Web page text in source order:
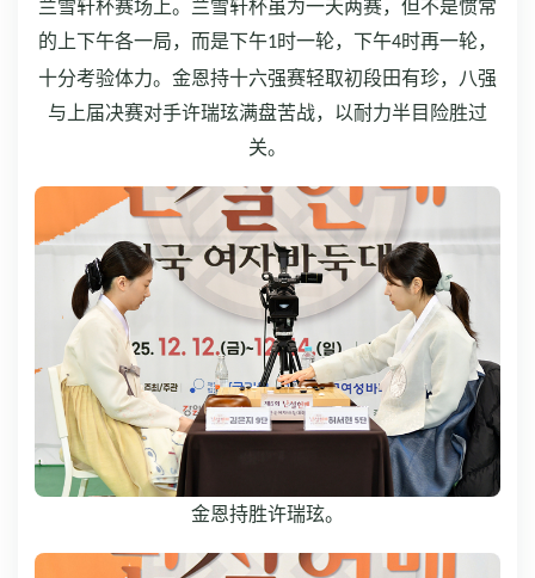
兰雪轩杯赛场上。兰雪轩杯虽为一天两赛，但不是惯常
的上下午各一局，而是下午1时一轮，下午4时再一轮，
十分考验体力。金恩持十六强赛轻取初段田有珍，八强
与上届决赛对手许瑞玹满盘苦战，以耐力半目险胜过
关。
金恩持胜许瑞玹。